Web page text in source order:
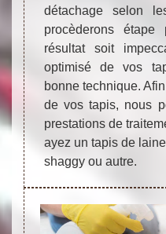
détachage selon
procèderons
résultat soit
optimisé de vos
bonne technique.
de vos tapis, nous
prestations de
ayez un tapis de
shaggy ou autre.